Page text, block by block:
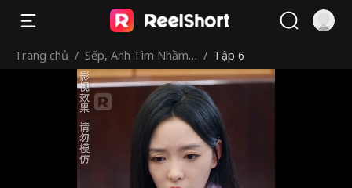
Trang chủ / Sếp, Anh Tìm Nhầm
Bạch Nguyệt Quang
Rồi
/ Tập 6